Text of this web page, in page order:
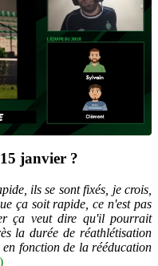
janvier ?
ils se sont fixés, je crois,
ça soit rapide, ce n'est pas
ça veut dire qu'il pourrait
la durée de réathlétisation
fonction de la rééducation